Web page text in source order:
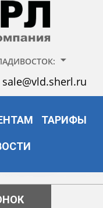
sale@vld.sherl.ru
ТАРИФЫ